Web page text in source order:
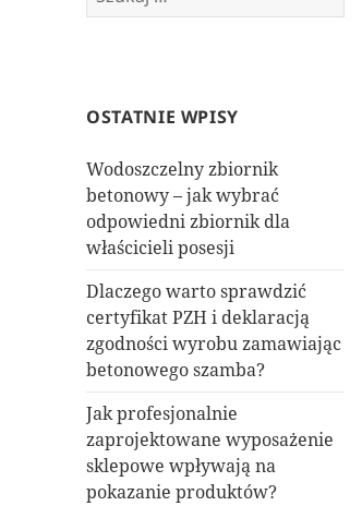
OSTATNIE WPISY
Wodoszczelny zbiornik
betonowy – jak wybrać
odpowiedni zbiornik dla
właścicieli posesji
Dlaczego warto sprawdzić
certyfikat PZH i deklaracją
zgodności wyrobu zamawiając
betonowego szamba?
Jak profesjonalnie
zaprojektowane wyposażenie
sklepowe wpływają na
pokazanie produktów?